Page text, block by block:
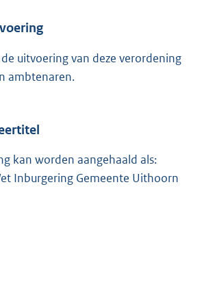
uitvoering van deze verordening
ambtenaren.
kan worden aangehaald als:
Inburgering Gemeente Uithoorn